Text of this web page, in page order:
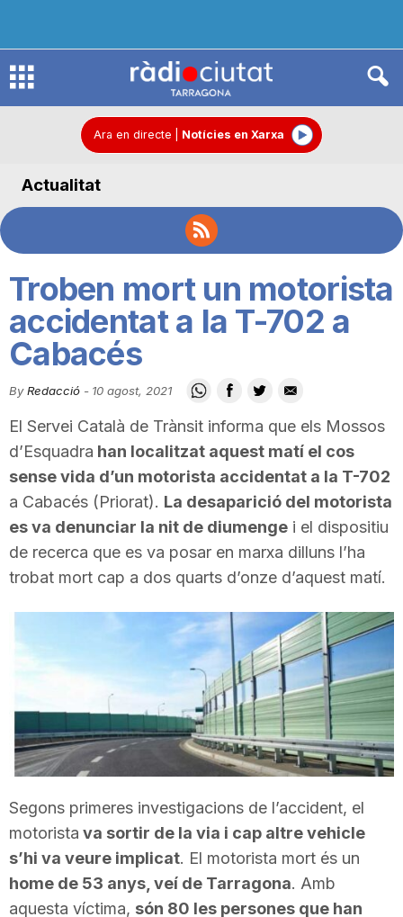
R
d
C
i
u
t
d
e
T
a
Ara en directe Notícies en Xarxa
Actualitat
Troben mort un motorista
accidentat a la T-702 a
Cabacés
By Redacció - 10 agost, 2021
El Servei Català de Trànsit informa que els Mossos
d’Esquadra han localitzat aquest matí el cos
sense vida d’un motorista accidentat a la T-702
a Cabacés (Priorat). La desaparició del motorista
es va denunciar la nit de diumenge i el dispositiu
de recerca que es va posar en marxa dilluns l’ha
trobat mort cap a dos quarts d’onze d’aquest matí.
Segons primeres investigacions de l’accident, el
motorista va sortir de la via i cap altre vehicle
s’hi va veure implicat. El motorista mort és un
home de 53 anys, veí de Tarragona. Amb
aquesta víctima, són 80 les persones que han